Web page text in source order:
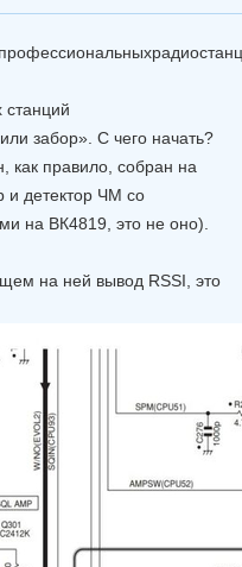
станций
забор». С чего начать?
как правило, собран на
и детектор ЧМ со
на ВК4819, это не оно).
на ней вывод RSSI, это